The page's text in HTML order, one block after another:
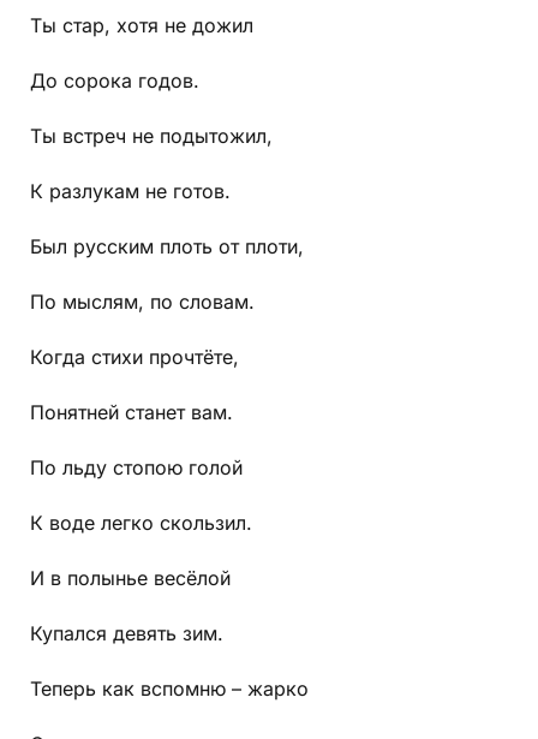
Ты стар, хотя не дожил
До сорока годов.
Ты встреч не подытожил,
К разлукам не готов.
Был русским плоть от плоти,
По мыслям, по словам.
Когда стихи прочтёте,
Понятней станет вам.
По льду стопою голой
К воде легко скользил.
И в полынье весёлой
Купался девять зим.
Теперь как вспомню – жарко